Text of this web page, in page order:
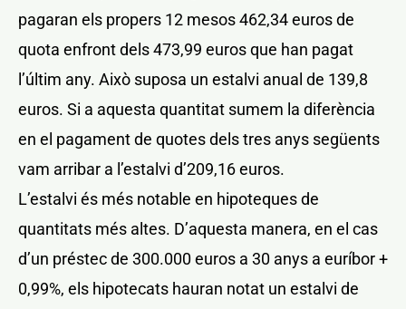
pagaran els propers 12 mesos 462,34 euros de
quota enfront dels 473,99 euros que han pagat
l’últim any. Això suposa un estalvi anual de 139,8
euros. Si a aquesta quantitat sumem la diferència
en el pagament de quotes dels tres anys següents
vam arribar a l’estalvi d’209,16 euros.
L’estalvi és més notable en hipoteques de
quantitats més altes. D’aquesta manera, en el cas
d’un préstec de 300.000 euros a 30 anys a euríbor +
0,99%, els hipotecats hauran notat un estalvi de